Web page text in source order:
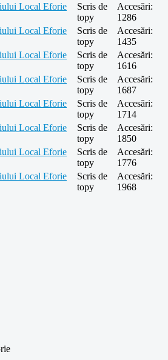
Local Eforie
Scris de
topy
Accesări:
1286
Local Eforie
Scris de
topy
Accesări:
1435
Local Eforie
Scris de
topy
Accesări:
1616
Local Eforie
Scris de
topy
Accesări:
1687
Local Eforie
Scris de
topy
Accesări:
1714
Local Eforie
Scris de
topy
Accesări:
1850
Local Eforie
Scris de
topy
Accesări:
1776
Local Eforie
Scris de
topy
Accesări:
1968